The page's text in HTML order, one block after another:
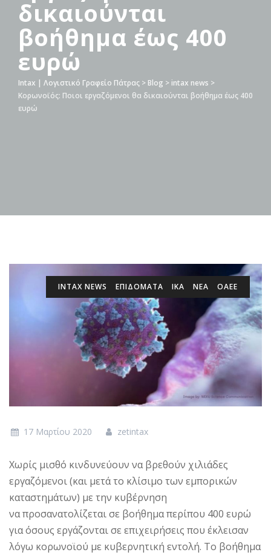
δικαιούνται
βοήθημα έως 400
ευρώ
Intax | Λογιστικό Γραφείο Πάτρας > Blog > intax news >
Κορωνοϊός: Ποιοι εργαζόμενοι θα δικαιούνται βοήθημα έως 400
ευρώ
INTAX NEWS ΕΠΙΔΌΜΑΤΑ ΙΚΑ ΝΕΑ ΟΑΕΕ
17 Μαρτίου 2020 zetintax
Χωρίς μισθό κινδυνεύουν να βρεθούν χιλιάδες
εργαζόμενοι (και μετά το κλίσιμο των εμπορικών
καταστημάτων) με την κυβέρνηση
να προσανατολίζεται σε βοήθημα περίπου 400 ευρώ
για όσους εργάζονται σε επιχειρήσεις που έκλεισαν
λόγω κορωνοϊού με κυβερνητική εντολή. Το βοήθημα